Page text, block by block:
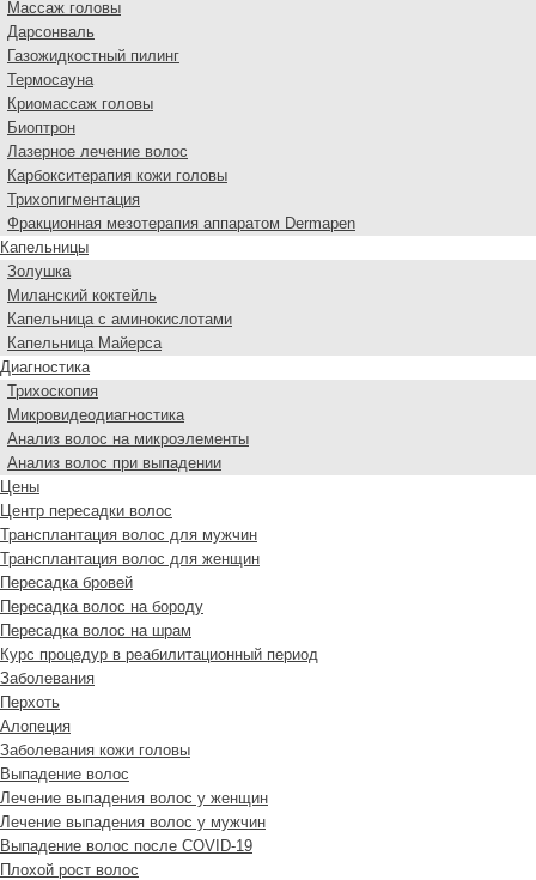
Массаж головы
Дарсонваль
Газожидкостный пилинг
Термосауна
Криомассаж головы
Биоптрон
Лазерное лечение волос
Карбокситерапия кожи головы
Трихопигментация
Фракционная мезотерапия аппаратом Dermapen
Капельницы
Золушка
Миланский коктейль
Капельница с аминокислотами
Капельница Майерса
Диагностика
Трихоскопия
Микровидеодиагностика
Анализ волос на микроэлементы
Анализ волос при выпадении
Цены
Центр пересадки волос
Трансплантация волос для мужчин
Трансплантация волос для женщин
Пересадка бровей
Пересадка волос на бороду
Пересадка волос на шрам
Курс процедур в реабилитационный период
Заболевания
Перхоть
Алопеция
Заболевания кожи головы
Выпадение волос
Лечение выпадения волос у женщин
Лечение выпадения волос у мужчин
Выпадение волос после COVID-19
Плохой рост волос